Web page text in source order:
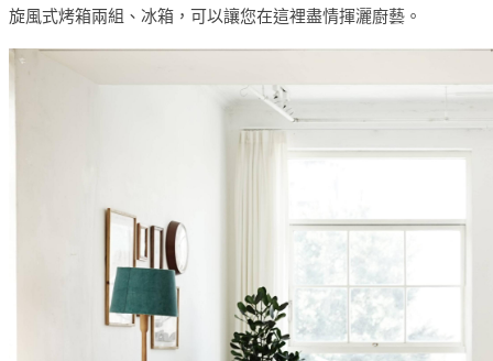
旋風式烤箱兩組、冰箱，可以讓您在這裡盡情揮灑廚藝。